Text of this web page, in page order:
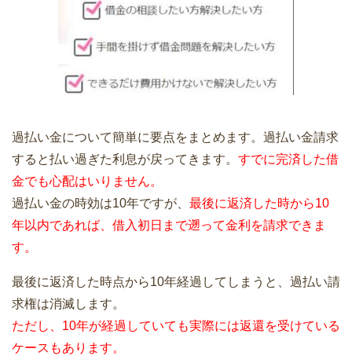
過払い金について簡単に要点をまとめます。過払い金請求
すると払い過ぎた利息が戻ってきます。 すでに完済した借
金でも心配はいりません。
過払い金の時効は10年ですが、 最後に返済した時から10
年以内であれば、借入初日まで遡って金利を請求できま
す。
最後に返済した時点から10年経過してしまうと、過払い請
求権は消滅します。
ただし、10年が経過していても実際には返還を受けている
ケースもあります。